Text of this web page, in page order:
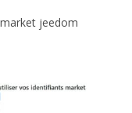
jeedom